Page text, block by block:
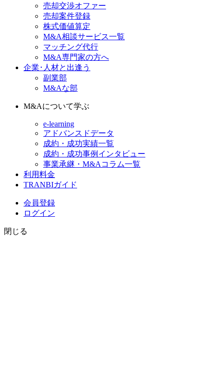
売却交渉オファー
売却案件登録
株式価値算定
M&A相談サービス一覧
マッチング代行
M&A専門家の方へ
企業･人材と出逢う
副業部
M&Aな部
M&Aについて学ぶ
e-learning
アドバンスドデータ
成約・成功実績一覧
成約・成功事例インタビュー
事業承継・M&Aコラム一覧
利用料金
TRANBIガイド
会員登録
ログイン
閉じる